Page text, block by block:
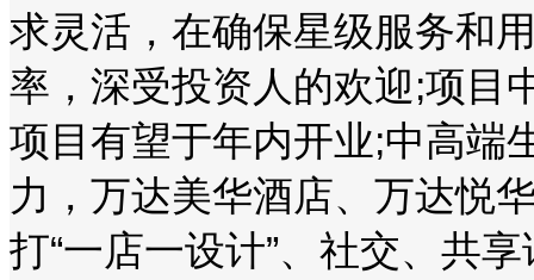
求灵活，在确保星级服务和
率，深受投资人的欢迎;项目
项目有望于年内开业;中高端
力，万达美华酒店、万达悦
打“一店一设计”、社交、共